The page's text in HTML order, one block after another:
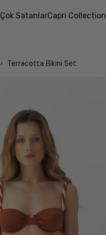
Çok SatanlarCapri Collection
Terracotta Bikini Set